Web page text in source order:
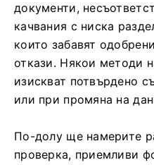
документи,
качвания с ниска
които забавят
откази. Някои методи
изискват потвърдено
или при промяна на
По-долу ще намерите
проверка, приемливи